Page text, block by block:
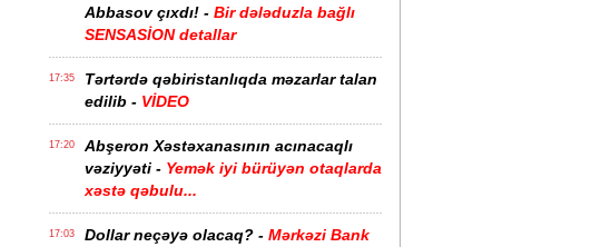
Abbasov çıxdı! - Bir dələduzla bağlı
SENSASİON detallar
17:35
Tərtərdə qəbiristanlıqda məzarlar talan
edilib - VİDEO
17:20
Abşeron Xəstəxanasının acınacaqlı
vəziyyəti - Yemək iyi bürüyən otaqlarda
xəstə qəbulu...
17:03 Dollar neçəyə olacaq? - Mərkəzi Bank